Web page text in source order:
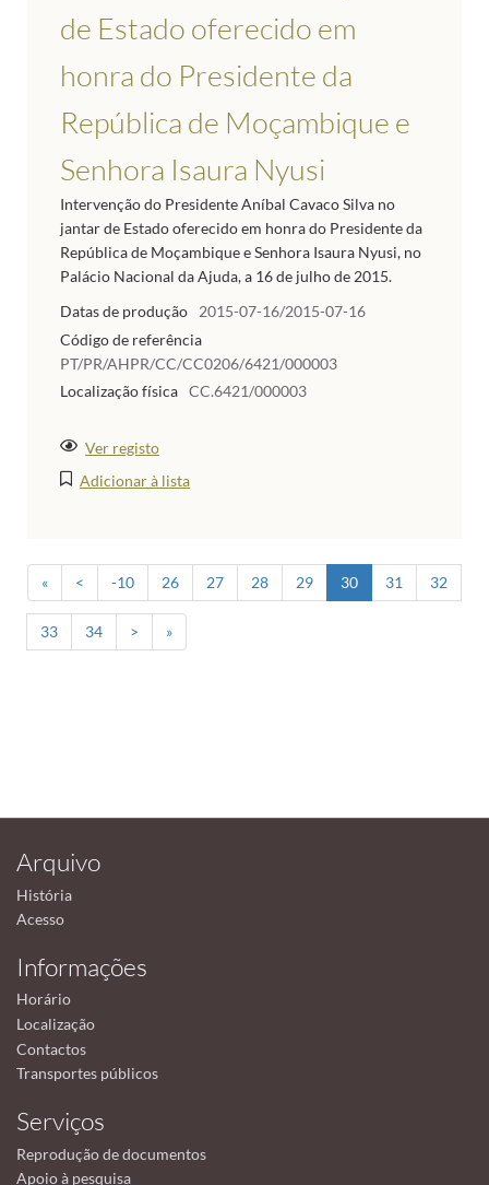
de Estado oferecido em
honra do Presidente da
República de Moçambique e
Senhora Isaura Nyusi
Intervenção do Presidente Aníbal Cavaco Silva no
jantar de Estado oferecido em honra do Presidente da
República de Moçambique e Senhora Isaura Nyusi, no
Palácio Nacional da Ajuda, a 16 de julho de 2015.
Datas de produção
2015-07-16/2015-07-16
Código de referência
PT/PR/AHPR/CC/CC0206/6421/000003
Localização física CC.6421/000003
Ver registo
Adicionar à lista
« < -10 26 27 28 29 30 31 32
33 34 > »
Arquivo
História
Acesso
Informações
Horário
Localização
Contactos
Transportes públicos
Serviços
Reprodução de documentos
Apoio à pesquisa